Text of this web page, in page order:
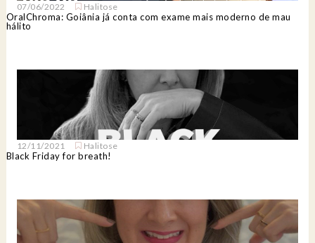
07/06/2022 Halitose
OralChroma: Goiânia já conta com exame mais moderno de mau
hálito
12/11/2021 Halitose
Black Friday for breath!